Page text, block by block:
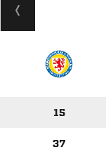
15
37